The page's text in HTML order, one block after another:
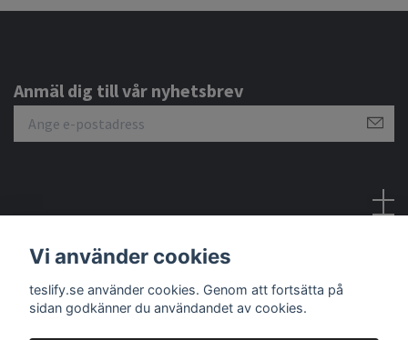
Anmäl dig till vår nyhetsbrev
Vi använder cookies
teslify.se använder cookies. Genom att fortsätta på
sidan godkänner du användandet av cookies.